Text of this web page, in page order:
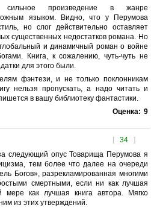
сильное произведение в жанре
языком. Видно, что у Перумова
но слог действительно оставляет
существенных недостатков романа. Но
и динамичный роман о войне
Книга, к сожалению, чуть-чуть не
для этого были.
фэнтези, и не только поклонникам
нельзя пропускать, а надо читать и
в вашу библиотеку фантастики.
Оценка: 9
[ 34 ]
следующий опус Товарища Перумова я
тем более что далее на очереди
Богов», разрекламированная многими
смертными, если ни как лучшая
мере как лучшая книга автора. Мягко
из этих утверждений.